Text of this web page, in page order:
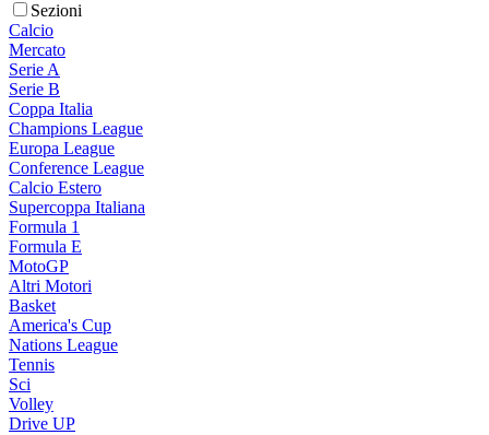
Sezioni
Calcio
Mercato
Serie A
Serie B
Coppa Italia
Champions League
Europa League
Conference League
Calcio Estero
Supercoppa Italiana
Formula 1
Formula E
MotoGP
Altri Motori
Basket
America's Cup
Nations League
Tennis
Sci
Volley
Drive UP